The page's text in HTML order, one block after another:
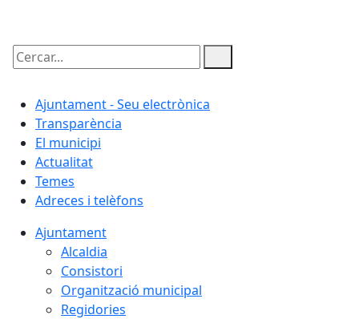
Cercar:
Ajuntament - Seu electrònica
Transparència
El municipi
Actualitat
Temes
Adreces i telèfons
Ajuntament
Alcaldia
Consistori
Organització municipal
Regidories